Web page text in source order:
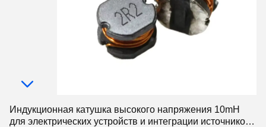
Индукционная катушка высокого напряжения 10mH
для электрических устройств и интеграции источников